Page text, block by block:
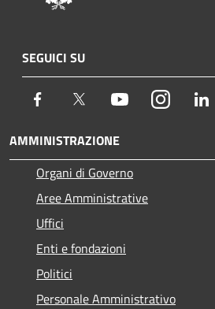
SEGUICI SU
Facebook Twitter YoutubeInstagram
AMMINISTRAZIONE
Organi di Governo
Aree Amministrative
Uffici
Enti e fondazioni
Politici
Personale Amministrativo